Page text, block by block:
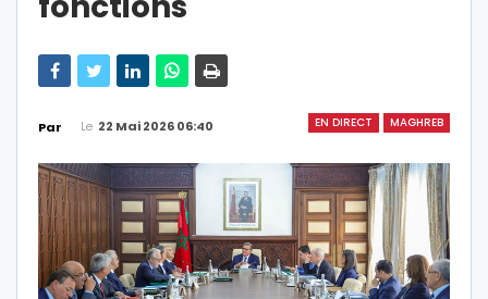
EN DIRECT MAGHREB
Par Le 22 Mai 2026 06:40